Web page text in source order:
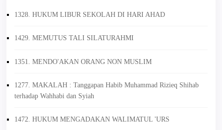
1328. HUKUM LIBUR SEKOLAH DI HARI AHAD
1429. MEMUTUS TALI SILATURAHMI
1351. MENDO'AKAN ORANG NON MUSLIM
1277. MAKALAH : Tanggapan Habib Muhammad Rizieq Shihab
terhadap Wahhabi dan Syiah
1472. HUKUM MENGADAKAN WALIMATUL 'URS